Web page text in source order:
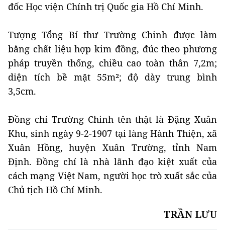
đốc Học viện Chính trị Quốc gia Hồ Chí Minh.
Tượng Tổng Bí thư Trường Chinh được làm
bằng chất liệu hợp kim đồng, đúc theo phương
pháp truyền thống, chiều cao toàn thân 7,2m;
diện tích bề mặt 55m²; độ dày trung bình
3,5cm.
Đồng chí Trường Chinh tên thật là Đặng Xuân
Khu, sinh ngày 9-2-1907 tại làng Hành Thiện, xã
Xuân Hồng, huyện Xuân Trường, tỉnh Nam
Định. Đồng chí là nhà lãnh đạo kiệt xuất của
cách mạng Việt Nam, người học trò xuất sắc của
Chủ tịch Hồ Chí Minh.
TRẦN LƯU